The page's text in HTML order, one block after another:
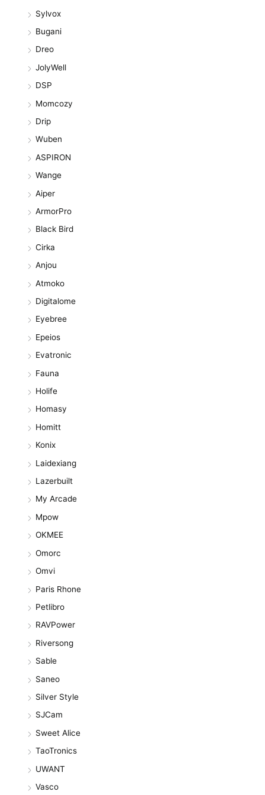
Sylvox
Bugani
Dreo
JolyWell
DSP
Momcozy
Drip
Wuben
ASPIRON
Wange
Aiper
ArmorPro
Black Bird
Cirka
Anjou
Atmoko
Digitalome
Eyebree
Epeios
Evatronic
Fauna
Holife
Homasy
Homitt
Konix
Laidexiang
Lazerbuilt
My Arcade
Mpow
OKMEE
Omorc
Omvi
Paris Rhone
Petlibro
RAVPower
Riversong
Sable
Saneo
Silver Style
SJCam
Sweet Alice
TaoTronics
UWANT
Vasco